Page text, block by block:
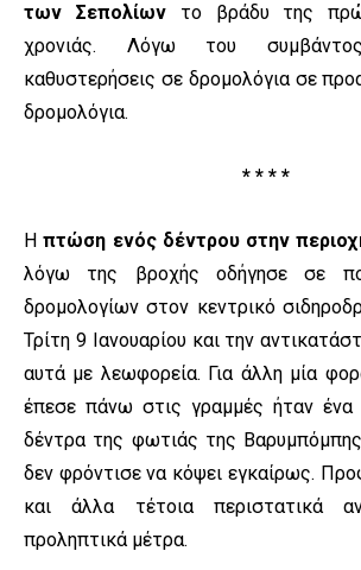
των Σεπολίωντο βράδυ της
χρονιάς. Λόγω του
καθυστερήσεις σε δρομολόγια σε
δρομολόγια.
* * * *
Ηπτώση ενός δέντρου στην
λόγω της βροχής οδήγησε σε
δρομολογίων στον κεντρικό
Τρίτη 9 Ιανουαρίου και την
αυτά με λεωφορεία. Για άλλη μία
έπεσε πάνω στις γραμμές ήταν
δέντρα της φωτιάς της
δεν φρόντισε να κόψει εγκαίρως.
και άλλα τέτοια περιστατικά
προληπτικά μέτρα.